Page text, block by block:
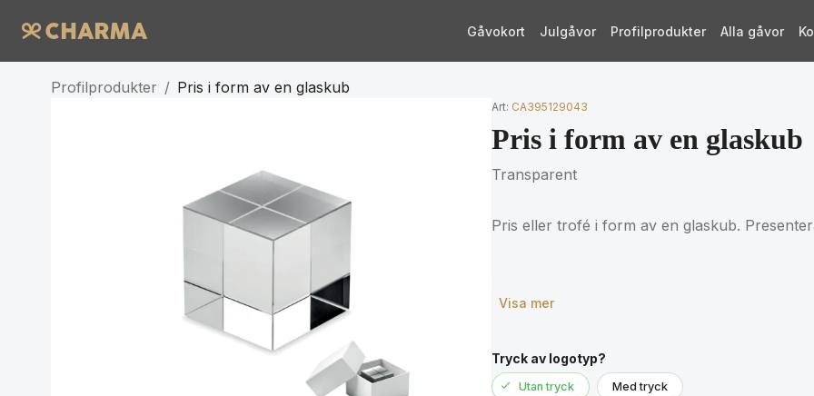
Gåvokort Julgåvor Profilprodukter Alla gåvor
Profilprodukter / Pris i form av en glaskub
Art: CA395129043
Pris i form av en glaskub
Transparent
Pris eller trofé i form av en glaskub.
Visa mer
Tryck av logotyp?
Utan tryck Med tryck